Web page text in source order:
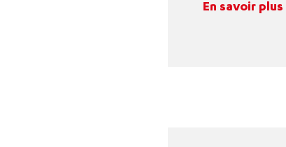
En savoir plus